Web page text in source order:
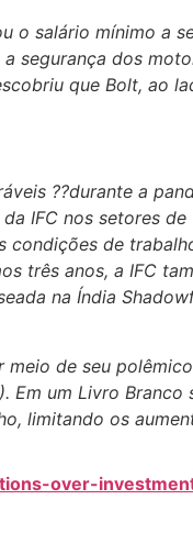
o salário mínimo a
segurança dos
que Bolt, ao
??durante a
IFC nos setores
condições de
três anos, a IFC
na Índia
de seu
Em um Livro
limitando os
over-